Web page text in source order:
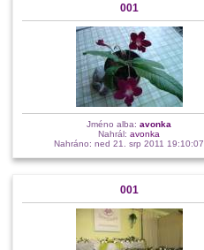
001
Jméno alba: avonka
Nahrál: avonka
Nahráno: ned 21. srp 2011 19:10:07
001